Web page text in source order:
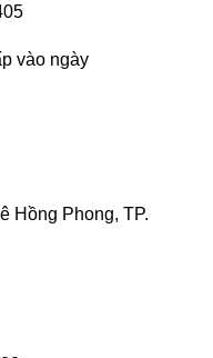
vào ngày
Hồng Phong, TP.